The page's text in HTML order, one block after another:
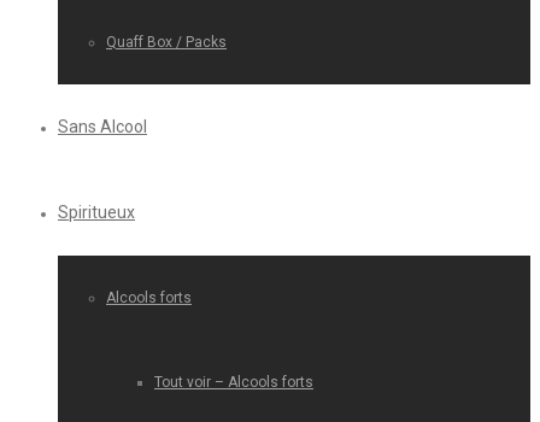
Quaff Box / Packs
Sans Alcool
Spiritueux
Alcools forts
Tout voir – Alcools forts